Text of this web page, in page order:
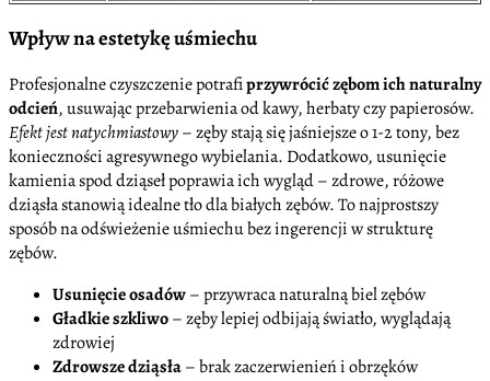
Wpływ na estetykę uśmiechu
Profesjonalne czyszczenie potrafiprzywrócić zębom ich naturalny
odcień, usuwając przebarwienia od kawy, herbaty czy papierosów.
Efekt jest natychmiastowy– zęby stają się jaśniejsze o 1-2 tony, bez
konieczności agresywnego wybielania. Dodatkowo, usunięcie
kamienia spod dziąseł poprawia ich wygląd – zdrowe, różowe
dziąsła stanowią idealne tło dla białych zębów. To najprostszy
sposób na odświeżenie uśmiechu bez ingerencji w strukturę
zębów.
Usunięcie osadów– przywraca naturalną biel zębów
Gładkie szkliwo– zęby lepiej odbijają światło, wyglądają
zdrowiej
Zdrowsze dziąsła– brak zaczerwienień i obrzęków